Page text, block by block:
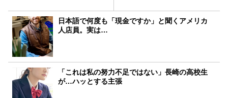
日本語で何度も「現金ですか」と聞くアメリカ
人店員。実は…
「これは私の努力不足ではない」長崎の高校生
が…ハッとする主張